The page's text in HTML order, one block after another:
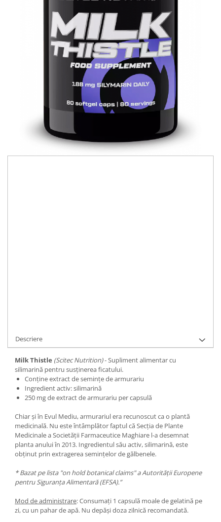
Înlocuitori de mese
Apărarea sanătății
Vitamine și minerale
Extracte din plante medicinale
Probiotice și enzime digestive
Sport de anduranţă, outdoor
Produse pentru relaxare
Collagen
Descriere
Milk Thistle (Scitec Nutrition)- Supliment alimentar cu
silimarină pentru susținerea ficatului.
Conține extract de semințe de armurariu
Ingredient activ: silimarină
250 mg de extract de armurariu per capsulă
Chiar și în Evul Mediu, armurariul era recunoscut ca o plantă
medicinală. Nu este întâmplător faptul că Secția de Plante
Medicinale a Societății Farmaceutice Maghiare l-a desemnat
planta anului în 2013. Ingredientul său activ, silimarină, este
obținut prin extragerea semințelor de gălbenele.
* Bazat pe lista "on hold botanical claims" a Autorității Europene
pentru Siguranța Alimentară (EFSA).”
Mod de administrare: Consumați 1 capsulă moale de gelatină pe
zi, cu un pahar de apă. Nu depăși doza zilnică recomandată.